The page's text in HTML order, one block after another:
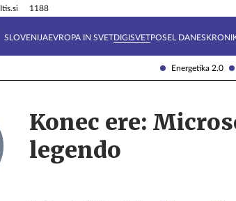
Energetika 2.0
Itis.si 1188
SLOVENIJAEVROPA IN SVETDIGISVETPOSEL DANES
Tehnik
Konec ere:
legendo